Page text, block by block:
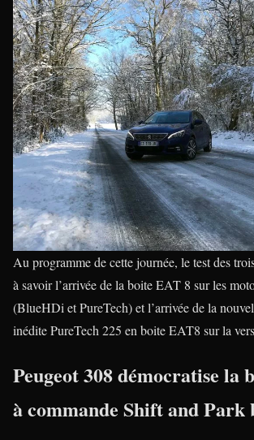
Au programme de cette journée, le test des
à savoir l’arrivée de la boite EAT 8 sur les
(BlueHDi et PureTech) et l’arrivée de la
inédite PureTech 225 en boite EAT8 sur la
Peugeot 308 démocratise la
à commande Shift and Park